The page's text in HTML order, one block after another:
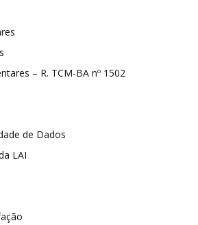
– R. TCM-BA nº 1502
de Dados
LAI